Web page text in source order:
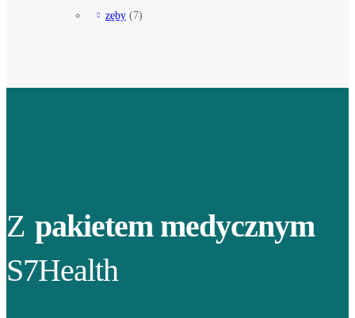
zęby (7)
Z pakietem medycznym
S7Health